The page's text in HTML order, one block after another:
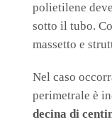
polietilene
sotto il tubo.
massetto e
Nel caso
perimetrale è
decina di